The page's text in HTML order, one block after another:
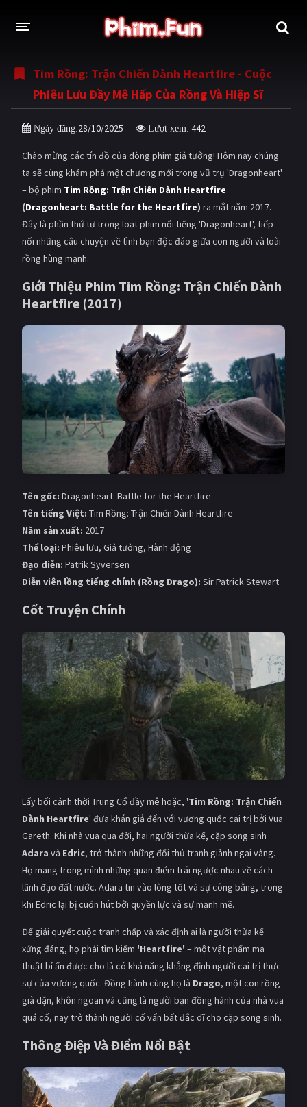
THỂ LOẠI
Thần thoại - Cổ trang Hành động
Tâm lý
Võ thuật - Kiếm hiệp Nhạc kịch
Kinh dị Tội phạm - Hình sự
Phiêu lưu Hài hước
Viễn tưởng Khoa học - Tài liệu
Tình cảm - Lãng mạn
Giật gân Gia đình
Lịch sử
Viễn Tây Tiểu sử
GameShow DramaTV
QUỐC GIA
Âu - Mỹ Trung Quốc - Hồng Kông
Hàn Quốc
Ấn Độ
Tổng hợp
PHIM BỘ
PHIM LẺ
PHIM CHIẾU RẠP
TUYỂN TẬP PHIM
Tim Rồng: Trận Chiến Dành Heartfire - Cuộc
Phiêu Lưu Đầy Mê Hấp Của Rồng Và Hiệp Sĩ
Ngày đăng:28/10/2025 Lượt xem: 442
Chào mừng các tín đồ của dòng phim giả tưởng! Hôm nay chúng
ta sẽ cùng khám phá một chương mới trong vũ trụ 'Dragonheart'
– bộ phim Tim Rồng: Trận Chiến Dành Heartfire
(Dragonheart: Battle for the Heartfire) ra mắt năm 2017.
Đây là phần thứ tư trong loạt phim nổi tiếng 'Dragonheart', tiếp
nối những câu chuyện về tình bạn độc đáo giữa con người và loài
rồng hùng mạnh.
Giới Thiệu Phim Tim Rồng: Trận Chiến Dành
Heartfire (2017)
Tên gốc: Dragonheart: Battle for the Heartfire
Tên tiếng Việt: Tim Rồng: Trận Chiến Dành Heartfire
Năm sản xuất: 2017
Thể loại: Phiêu lưu, Giả tưởng, Hành động
Đạo diễn: Patrik Syversen
Diễn viên lồng tiếng chính (Rồng Drago): Sir Patrick Stewart
Cốt Truyện Chính
Lấy bối cảnh thời Trung Cổ đầy mê hoặc, 'Tim Rồng: Trận Chiến
Dành Heartfire' đưa khán giả đến với vương quốc cai trị bởi Vua
Gareth. Khi nhà vua qua đời, hai người thừa kế, cặp song sinh
Adara và Edric, trở thành những đối thủ tranh giành ngai vàng.
Họ mang trong mình những quan điểm trái ngược nhau về cách
lãnh đạo đất nước. Adara tin vào lòng tốt và sự công bằng, trong
khi Edric lại bị cuốn hút bởi quyền lực và sự mạnh mẽ.
Để giải quyết cuộc tranh chấp và xác định ai là người thừa kế
xứng đáng, họ phải tìm kiếm 'Heartfire' – một vật phẩm ma
thuật bí ẩn được cho là có khả năng khẳng định người cai trị thực
sự của vương quốc. Đồng hành cùng họ là Drago, một con rồng
già dặn, khôn ngoan và cũng là người bạn đồng hành của nhà vua
quá cố, nay trở thành người cố vấn bất đắc dĩ cho cặp song sinh.
Thông Điệp Và Điểm Nổi Bật